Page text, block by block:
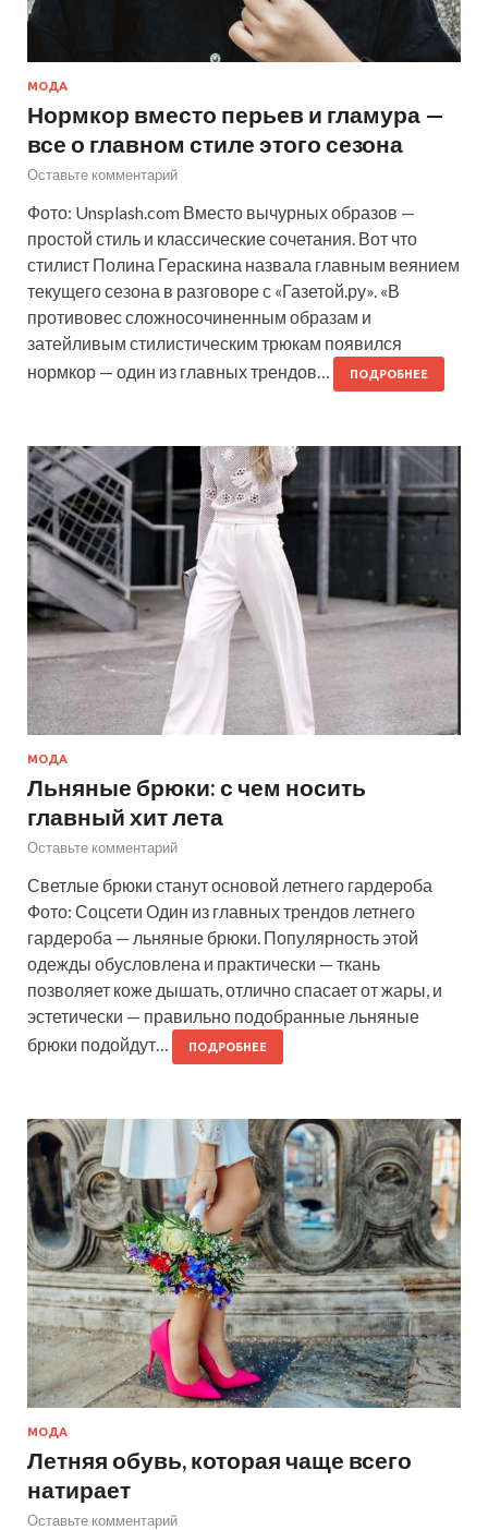
МОДА
Нормкор вместо перьев и гламура —
все о главном стиле этого сезона
Оставьте комментарий
Фото: Unsplash.com Вместо вычурных образов —
простой стиль и классические сочетания. Вот что
стилист Полина Гераскина назвала главным веянием
текущего сезона в разговоре с «Газетой.ру». «В
противовес сложносочиненным образам и
затейливым стилистическим трюкам появился
нормкор — один из главных трендов…
ПОДРОБНЕЕ
МОДА
Льняные брюки: с чем носить
главный хит лета
Оставьте комментарий
Светлые брюки станут основой летнего гардероба
Фото: Соцсети Один из главных трендов летнего
гардероба — льняные брюки. Популярность этой
одежды обусловлена и практически — ткань
позволяет коже дышать, отлично спасает от жары, и
эстетически — правильно подобранные льняные
брюки подойдут…
ПОДРОБНЕЕ
МОДА
Летняя обувь, которая чаще всего
натирает
Оставьте комментарий